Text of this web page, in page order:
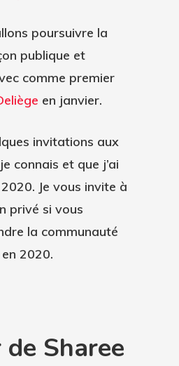
poursuivre la
publique et
comme premier
en janvier.
invitations aux
connais et que j’ai
Je vous invite à
privé si vous
la communauté
2020.
de Sharee